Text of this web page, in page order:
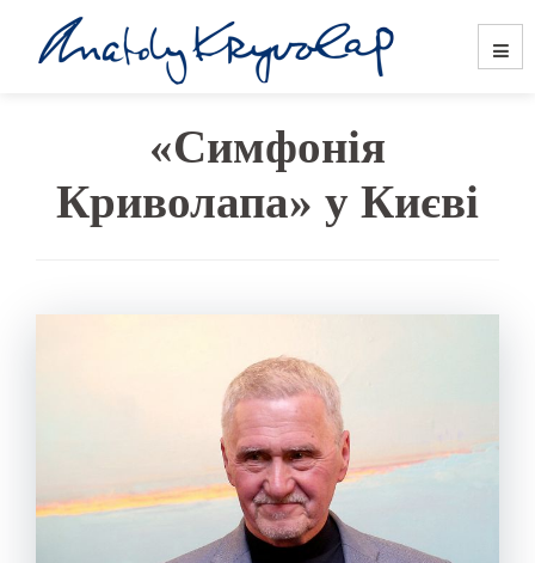
«Симфонія
Криволапа» у Києві